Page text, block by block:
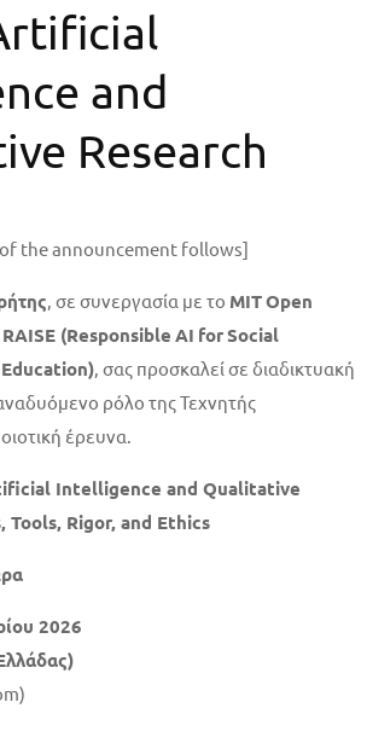
and
Research
the announcement follows]
, σε συνεργασία με το MITOpen
RAISE (Responsible AI forSocial
Education) , σας προσκαλεί σε διαδικτυακή
ρόλο της Τεχνητής
έρευνα.
Intelligence and Qualitative
Tools, Rigor, and Ethics
2026